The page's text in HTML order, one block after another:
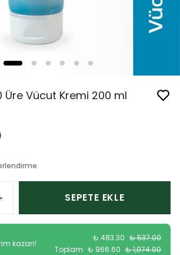
Üre Vücut Kremi 200 ml
SEPETE EKLE
kazan!
₺ 483.30 ₺ 537.00
Toplam ₺ 966.60 ₺ 1,074.00